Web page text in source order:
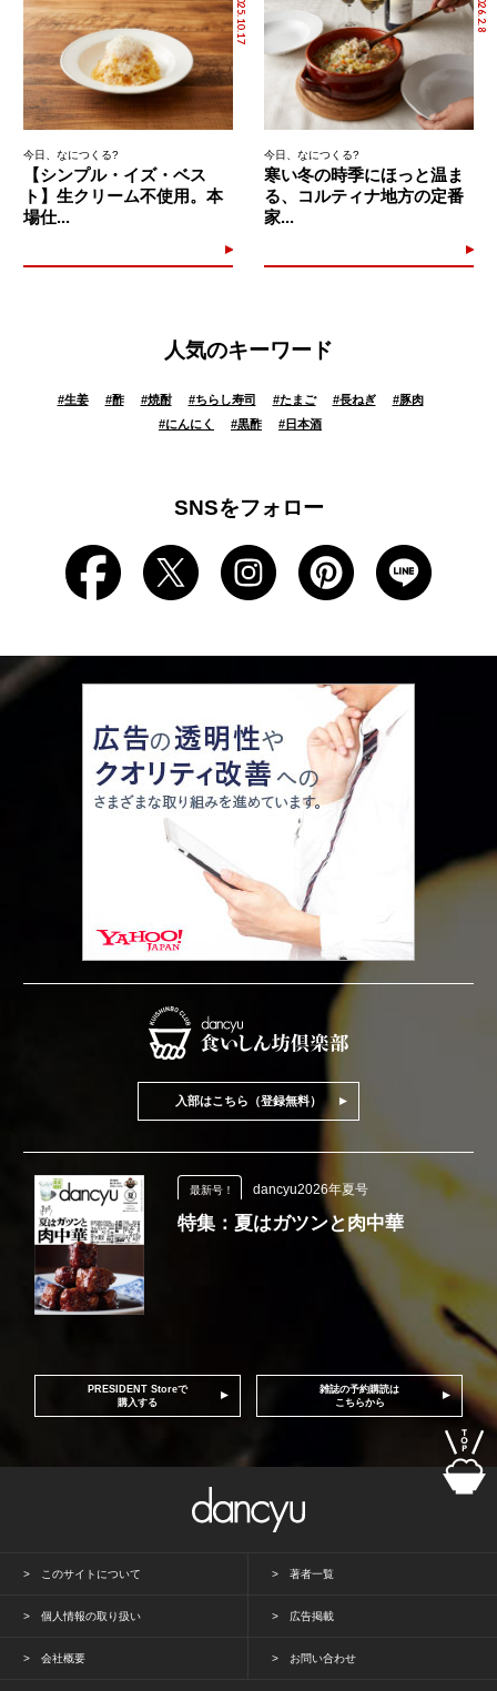
2025.10.17
今日、なにつくる?
【シンプル・イズ・ベス
ト】生クリーム不使用。本
場仕...
2026.2.8
今日、なにつくる?
寒い冬の時季にほっと温ま
る、コルティナ地方の定番
家...
人気のキーワード
#生姜 #酢 #焼酎 #ちらし寿司 #たまご #長ねぎ #豚肉
#にんにく #黒酢 #日本酒
SNSをフォロー
入部はこちら（登録無料）
最新号！ dancyu2026年夏号
特集：夏はガツンと肉中華
PRESIDENT Storeで
購入する
雑誌の予約購読は
こちらから
このサイトについて 著者一覧
個人情報の取り扱い 広告掲載
会社概要 お問い合わせ